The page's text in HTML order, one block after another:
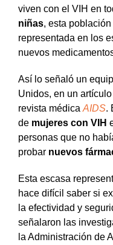
viven con el VIH en
niñas, esta
representada en los
nuevos
Así lo señaló un
Unidos, en un
revista médica AIDS.
de mujeres con VIH
personas que no
probar nuevos
Esta escasa
hace difícil saber si
la efectividad y
señalaron las
la Administración de